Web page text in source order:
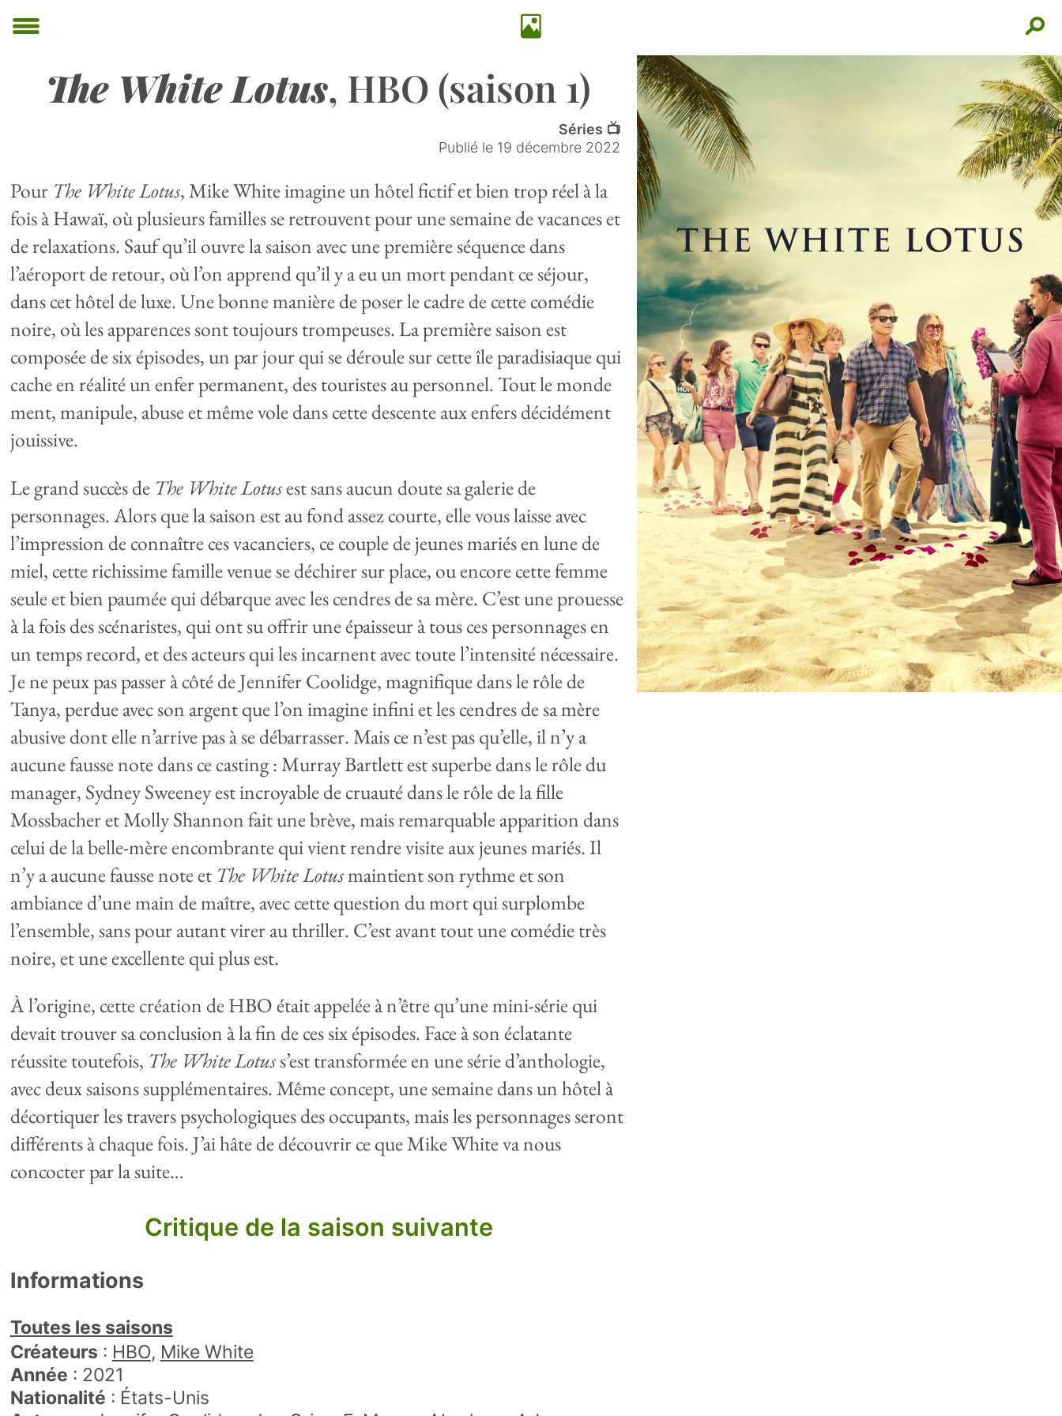
The White Lotus, HBO (saison 1)
Séries 📺
Publié le 19 décembre 2022
Pour The White Lotus, Mike White imagine un hôtel fictif et bien trop réel à la
fois à Hawaï, où plusieurs familles se retrouvent pour une semaine de vacances et
de relaxations. Sauf qu’il ouvre la saison avec une première séquence dans
l’aéroport de retour, où l’on apprend qu’il y a eu un mort pendant ce séjour,
dans cet hôtel de luxe. Une bonne manière de poser le cadre de cette comédie
noire, où les apparences sont toujours trompeuses. La première saison est
composée de six épisodes, un par jour qui se déroule sur cette île paradisiaque qui
cache en réalité un enfer permanent, des touristes au personnel. Tout le monde
ment, manipule, abuse et même vole dans cette descente aux enfers décidément
jouissive.
Le grand succès de The White Lotusest sans aucun doute sa galerie de
personnages. Alors que la saison est au fond assez courte, elle vous laisse avec
l’impression de connaître ces vacanciers, ce couple de jeunes mariés en lune de
miel, cette richissime famille venue se déchirer sur place, ou encore cette femme
seule et bien paumée qui débarque avec les cendres de sa mère. C’est une prouesse
à la fois des scénaristes, qui ont su offrir une épaisseur à tous ces personnages en
un temps record, et des acteurs qui les incarnent avec toute l’intensité nécessaire.
Je ne peux pas passer à côté de Jennifer Coolidge, magnifique dans le rôle de
Tanya, perdue avec son argent que l’on imagine infini et les cendres de sa mère
abusive dont elle n’arrive pas à se débarrasser. Mais ce n’est pas qu’elle, il n’y a
aucune fausse note dans ce casting : Murray Bartlett est superbe dans le rôle du
manager, Sydney Sweeney est incroyable de cruauté dans le rôle de la fille
Mossbacher et Molly Shannon fait une brève, mais remarquable apparition dans
celui de la belle-mère encombrante qui vient rendre visite aux jeunes mariés. Il
n’y a aucune fausse note et The White Lotusmaintient son rythme et son
ambiance d’une main de maître, avec cette question du mort qui surplombe
l’ensemble, sans pour autant virer au thriller. C’est avant tout une comédie très
noire, et une excellente qui plus est.
À l’origine, cette création de HBO était appelée à n’être qu’une mini-série qui
devait trouver sa conclusion à la fin de ces six épisodes. Face à son éclatante
réussite toutefois, The White Lotuss’est transformée en une série d’anthologie,
avec deux saisons supplémentaires. Même concept, une semaine dans un hôtel à
décortiquer les travers psychologiques des occupants, mais les personnages seront
différents à chaque fois. J’ai hâte de découvrir ce que Mike White va nous
concocter par la suite…
Critique de la saison suivante
Informations
Toutes les saisons
Créateurs : HBO Mike White
Année : 2021
Nationalité : États-Unis